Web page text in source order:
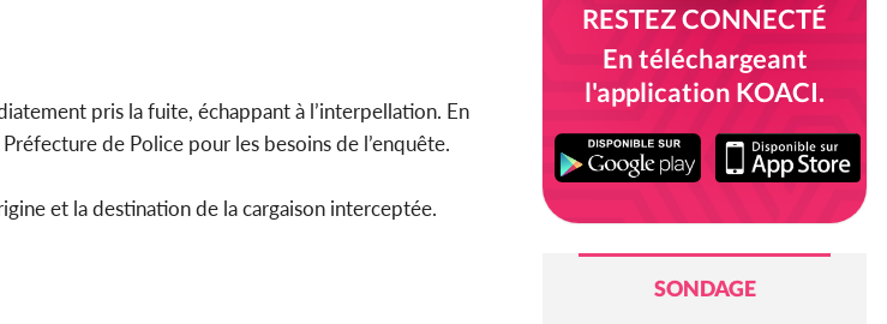
pris la fuite, échappant à l’interpellation. En
de Police pour les besoins de l’enquête.
et la destination de la cargaison interceptée.
RESTEZ CONNECTÉ
En téléchargeant
l'application KOACI.
SONDAGE